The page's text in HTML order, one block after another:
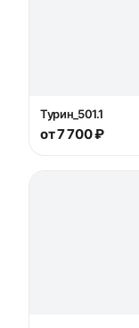
Турин_501.1
от 7 700 ₽